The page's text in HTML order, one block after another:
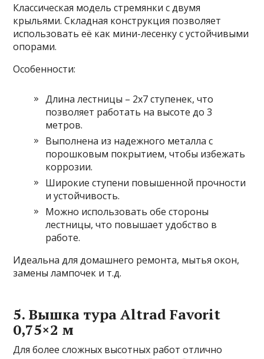
Классическая модель стремянки с двумя
крыльями. Складная конструкция позволяет
использовать её как мини-лесенку с устойчивыми
опорами.
Особенности:
Длина лестницы – 2х7 ступенек, что
позволяет работать на высоте до 3
метров.
Выполнена из надежного металла с
порошковым покрытием, чтобы избежать
коррозии.
Широкие ступени повышенной прочности
и устойчивость.
Можно использовать обе стороны
лестницы, что повышает удобство в
работе.
Идеальна для домашнего ремонта, мытья окон,
замены лампочек и т.д.
5. Вышка тура Altrad Favorit
0,75×2 м
Для более сложных высотных работ отлично